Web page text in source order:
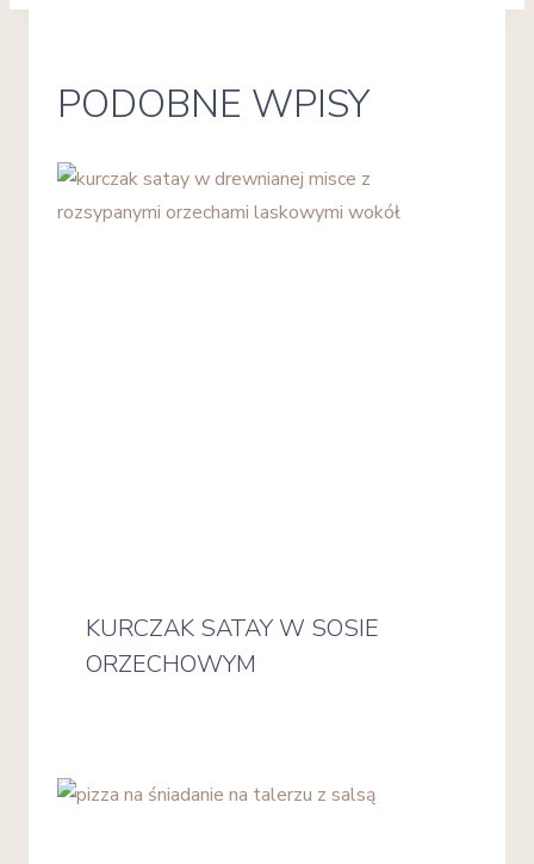
PODOBNE WPISY
KURCZAK SATAY W SOSIE
ORZECHOWYM